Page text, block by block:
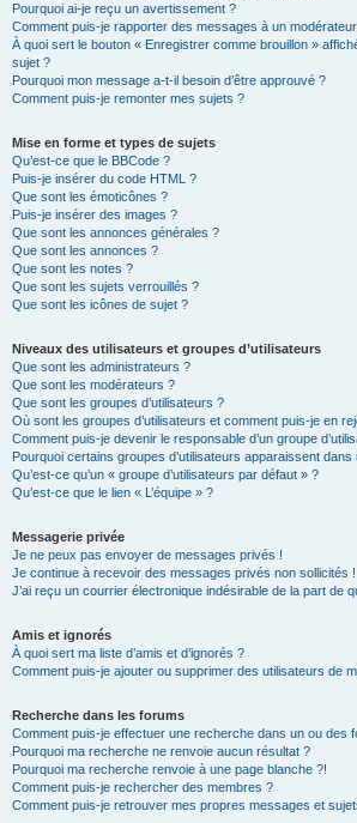
Pourquoi ai-je reçu un avertissement ?
Comment puis-je rapporter des messages à un
À quoi sert le bouton « Enregistrer comme brouillon »
sujet ?
Pourquoi mon message a-t-il besoin d’être approuvé ?
Comment puis-je remonter mes sujets ?
Mise en forme et types de sujets
Qu’est-ce que le BBCode ?
Puis-je insérer du code HTML ?
Que sont les émoticônes ?
Puis-je insérer des images ?
Que sont les annonces générales ?
Que sont les annonces ?
Que sont les notes ?
Que sont les sujets verrouillés ?
Que sont les icônes de sujet ?
Niveaux des utilisateurs et groupes d’utilisateurs
Que sont les administrateurs ?
Que sont les modérateurs ?
Que sont les groupes d’utilisateurs ?
Où sont les groupes d’utilisateurs et comment puis-je en
Comment puis-je devenir le responsable d’un groupe
Pourquoi certains groupes d’utilisateurs apparaissent
Qu’est-ce qu’un « groupe d’utilisateurs par défaut » ?
Qu’est-ce que le lien « L’équipe » ?
Messagerie privée
Je ne peux pas envoyer de messages privés !
Je continue à recevoir des messages privés non sollicités !
J’ai reçu un courrier électronique indésirable de la part de
Amis et ignorés
À quoi sert ma liste d’amis et d’ignorés ?
Comment puis-je ajouter ou supprimer des utilisateurs de
Recherche dans les forums
Comment puis-je effectuer une recherche dans un ou des
Pourquoi ma recherche ne renvoie aucun résultat ?
Pourquoi ma recherche renvoie à une page blanche ?!
Comment puis-je rechercher des membres ?
Comment puis-je retrouver mes propres messages et